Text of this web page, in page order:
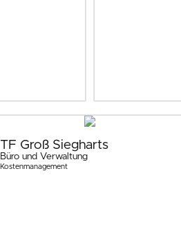
TF Groß Siegharts
Büro und Verwaltung
Kostenmanagement